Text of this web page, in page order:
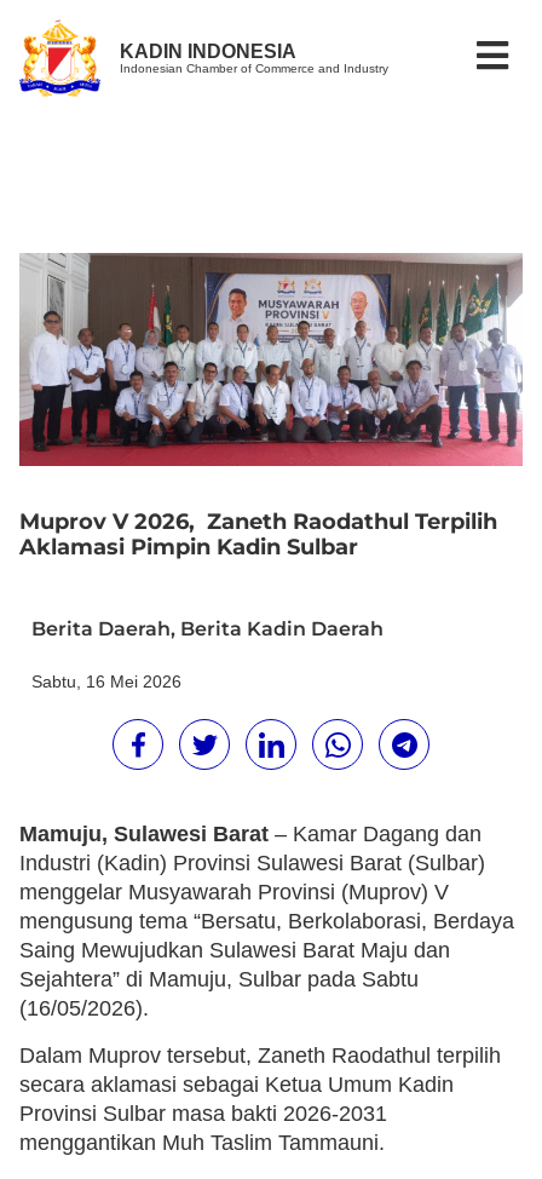
KADIN INDONESIA
Indonesian Chamber of Commerce and Industry
Muprov V 2026, Zaneth Raodathul Terpilih
Aklamasi Pimpin Kadin Sulbar
Berita Daerah, Berita Kadin Daerah
Sabtu, 16 Mei 2026
Mamuju, Sulawesi Barat – Kamar Dagang dan
Industri (Kadin) Provinsi Sulawesi Barat (Sulbar)
menggelar Musyawarah Provinsi (Muprov) V
mengusung tema “Bersatu, Berkolaborasi, Berdaya
Saing Mewujudkan Sulawesi Barat Maju dan
Sejahtera” di Mamuju, Sulbar pada Sabtu
(16/05/2026).
Dalam Muprov tersebut, Zaneth Raodathul terpilih
secara aklamasi sebagai Ketua Umum Kadin
Provinsi Sulbar masa bakti 2026-2031
menggantikan Muh Taslim Tammauni.